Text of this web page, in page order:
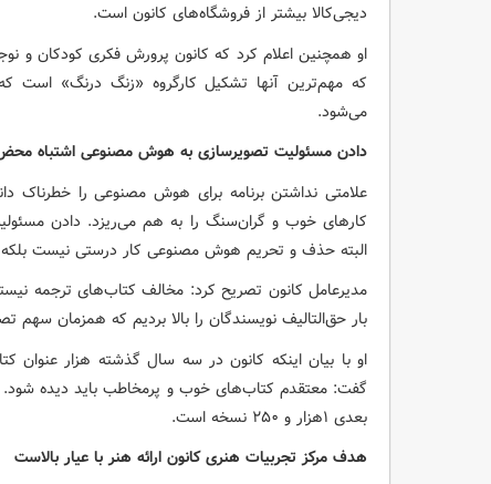
دیجی‌کالا بیشتر از فروشگاه‌های کانون است.
او همچنین اعلام کرد که کانون پرورش فکری کودکان و
که مهم‌ترین آنها تشکیل کارگروه «زنگ درنگ» است
می‌شود.
دادن مسئولیت تصویرسازی به هوش مصنوعی اشتباه
علامتی نداشتن برنامه‌ برای هوش مصنوعی را خطرناک
کارهای خوب و گران‌سنگ را به هم می‌ریزد. دادن
البته حذف و تحریم هوش مصنوعی کار درستی نیست
مدیرعامل کانون تصریح کرد: مخالف کتاب‌های ترجمه
بار حق‌التالیف نویسندگان را بالا بردیم که همزمان سهم
بعدی ۱هزار و ۲۵۰ نسخه است.
هدف مرکز تجربیات هنری کانون ارائه هنر با عیار بالاست